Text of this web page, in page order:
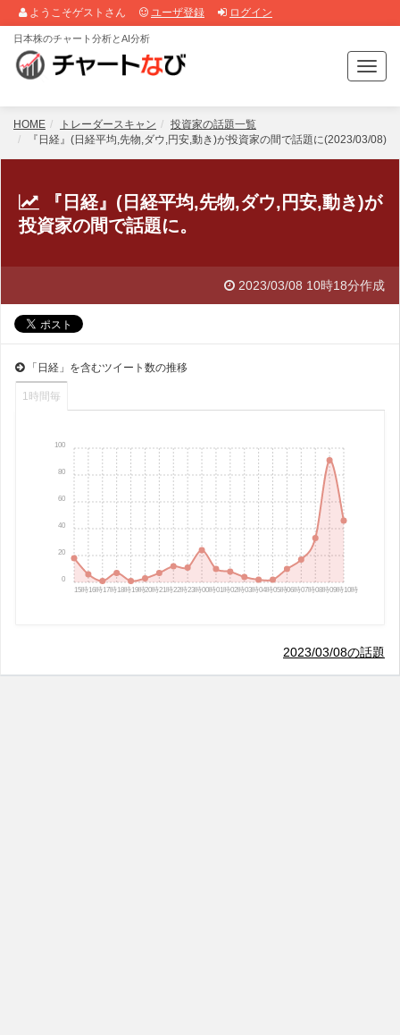
ようこそゲストさん ユーザ登録 ログイン
T
o
g
l
e
a
v
a
t
日本株のチャート分析とAI分析
HOME トレーダースキャン
投資家の話題一覧
『日経』(日経平均,先物,ダウ,円安,動き)が投資家の間で話題に(2023/03/08)
『日経』(日経平均,先物,ダウ,円安,動き)が
投資家の間で話題に。
2023/03/08 10時18分作成
「日経」を含むツイート数の推移
1時間毎
15時16時17時18時19時20時21時22時23時00時01時02時03時04時05時06時07時08時09時10時
0
20
40
60
80
100
2023/03/08の話題